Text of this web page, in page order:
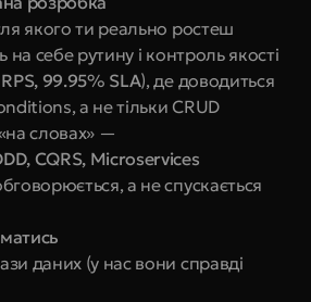
якого ти реально ростеш
на себе рутину і контроль якості
99.95% SLA), де доводиться
а не тільки CRUD
словах» —
CQRS, Microservices
а не спускається
даних (у нас вони справді